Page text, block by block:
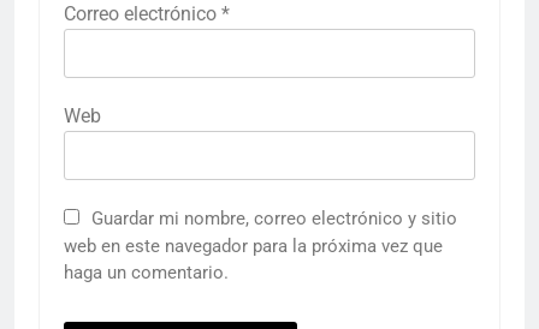
Correo electrónico *
Web
Guardar mi nombre, correo electrónico y sitio
web en este navegador para la próxima vez que
haga un comentario.